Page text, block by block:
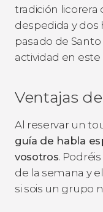
tradición licorera
despedida y dos
pasado de
actividad en
Ventajas
Al reservar un
guía de habla
vosotros.
de la semana y
si sois un grupo